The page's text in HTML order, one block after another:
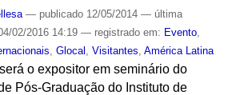
— publicado12/05/2014 — última
02/2016 14:19 — registrado em: Evento,
Glocal Visitantes América Latina
o expositor em seminário do
Pós-Graduação do Instituto de